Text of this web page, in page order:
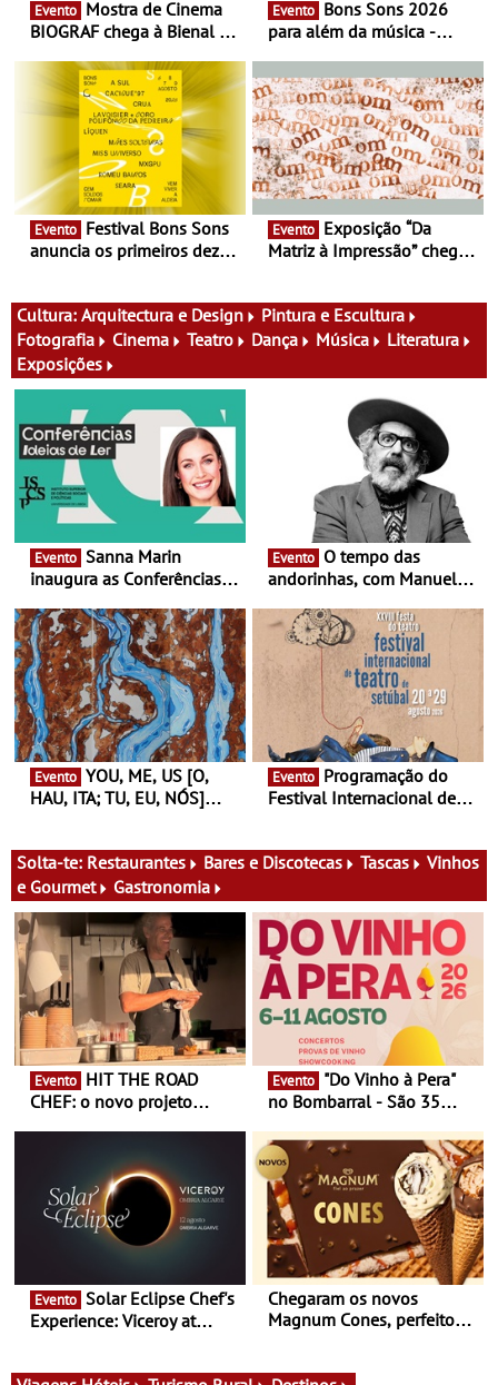
Evento
BIOGRAF chega à Bienal de
Documentário, ensaio
fílmico e práticas artísticas
Evento
para além da música -
percursos, oficinas,
atividades para toda a
família e muito mais
Evento
anuncia os primeiros dez
Evento
Matriz à Impressão” chega
nova exposição do Museu
do Oriente prova-o
Cultura: Arquitectura e Design
Pintura e Escultura
Fotografia
Cinema Teatro Dança Música
Literatura
Exposições
Evento
inaugura as Conferências
Antiga primeira-ministra da
Finlândia é a convidada da
primeira edição do novo
ciclo de debates dedicado
aos grandes temas do
nosso tempo
Evento
andorinhas, com Manuel
Atum - Concerto
performance na MAAT
Gallery a 3 de Setembro,
19:30
Evento
HAU, ITA; TU, EU, NÓS]
13 de Dezembro
Evento
Festival Internacional de
29 de Agosto
Solta-te: Restaurantes Bares e Discotecas Tascas
Vinhos
e Gourmet
Gastronomia
Evento
CHEF: o novo projeto
conceito gastronómico
itinerante que percorre
Portugal
Evento
no Bombarral - São 35
prova e seis dias de
experiências
Evento
Experience: Viceroy at
Chegaram os novos
Magnum Cones, perfeitos